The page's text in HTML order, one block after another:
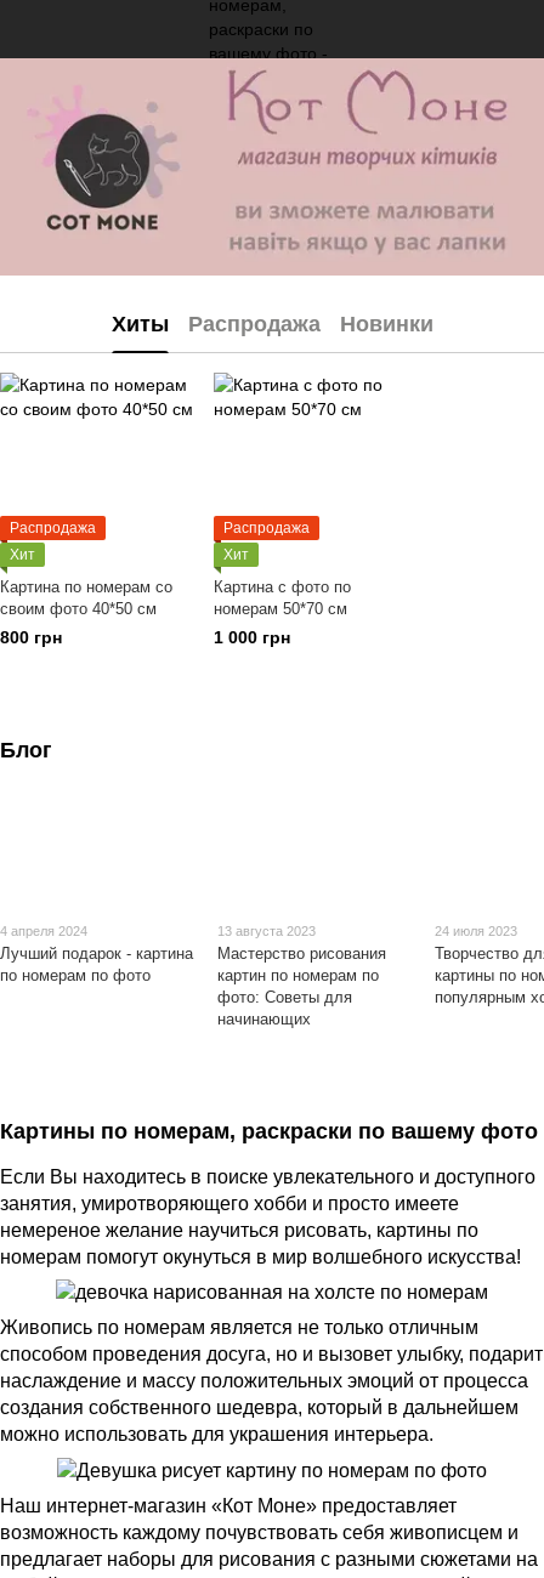
Хиты Распродажа Новинки
Распродажа
Хит
Картина по номерам со
своим фото 40*50 см
800 грн
Распродажа
Хит
Картина с фото по
номерам 50*70 см
1 000 грн
Блог
4 апреля 2024
Лучший подарок - картина
по номерам по фото
13 августа 2023
Мастерство рисования
картин по номерам по
фото: Советы для
начинающих
24 июля 2023
Творчество
картины по
популярным
Картины по номерам, раскраски по вашему фото
Если Вы находитесь в поиске увлекательного и доступного
занятия, умиротворяющего хобби и просто имеете
немереное желание научиться рисовать, картины по
номерам помогут окунуться в мир волшебного искусства!
Живопись по номерам является не только отличным
способом проведения досуга, но и вызовет улыбку, подарит
наслаждение и массу положительных эмоций от процесса
создания собственного шедевра, который в дальнейшем
можно использовать для украшения интерьера.
Наш интернет-магазин «Кот Моне» предоставляет
возможность каждому почувствовать себя живописцем и
предлагает наборы для рисования с разными сюжетами на